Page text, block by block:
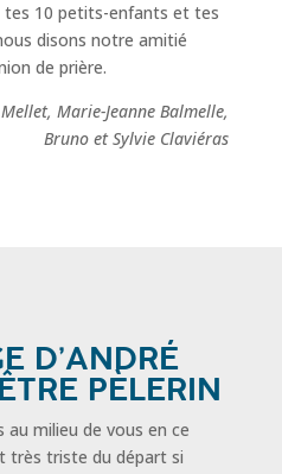
10 petits-enfants et tes
disons notre amitié
de prière.
Mellet,Marie-Jeanne Balmelle,
Bruno et Sylvie Claviéras
D’ANDRÉ
PÈLERIN
au milieu de vous en ce
triste du départ si